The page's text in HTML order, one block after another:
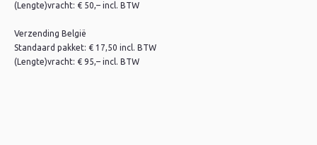
(Lengte)vracht: € 50,– incl. BTW
Verzending België
Standaard pakket: € 17,50 incl. BTW
(Lengte)vracht: € 95,– incl. BTW